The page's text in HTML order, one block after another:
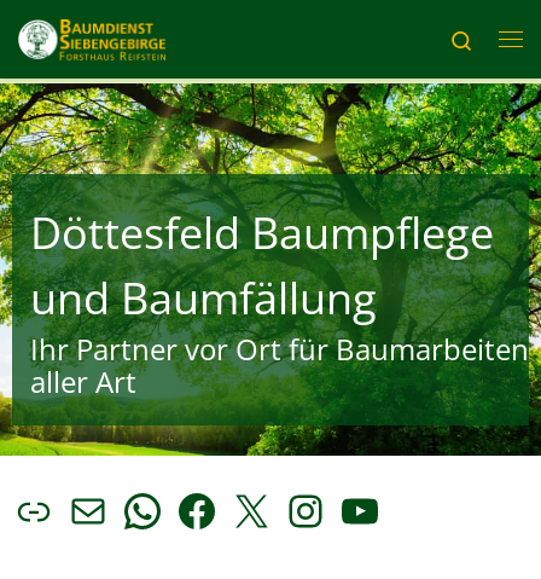
Zum Inhalt springen
Search
Döttesfeld Baumpflege
und Baumfällung
Ihr Partner vor Ort für Baumarbeiten
aller Art
LinkE-Mail
WhatsApp
Facebook
X Instagram
YouTube